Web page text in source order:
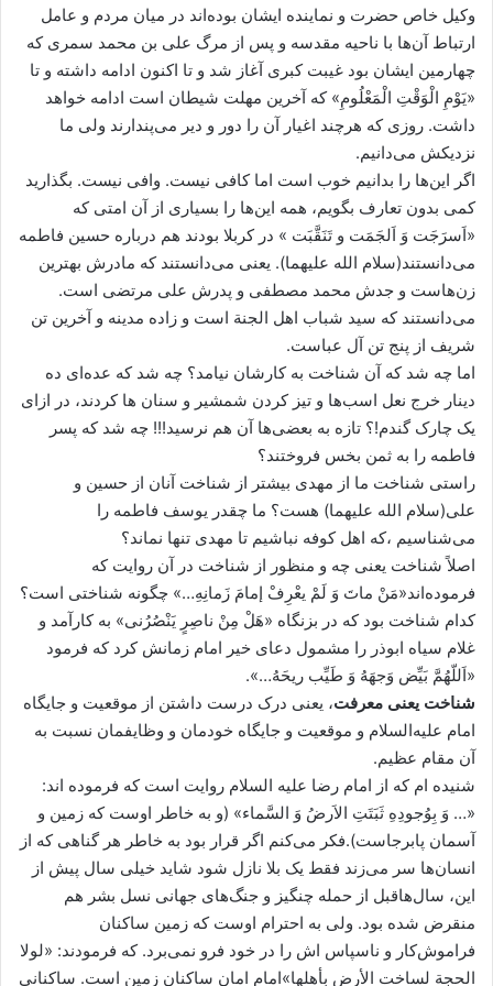
وکیل خاص حضرت و نماینده ایشان بوده‌اند در میان مردم و عامل
ارتباط آن‌ها با ناحیه مقدسه و پس از مرگ علی بن محمد سمری که
چهارمین ایشان بود غیبت کبری آغاز شد و تا اکنون ادامه داشته و تا
«یَوْمِ الْوَقْتِ الْمَعْلُومِ» که آخرین مهلت شیطان است ادامه خواهد
داشت. روزی که هرچند اغیار آن را دور و دیر می‌پندارند ولی ما
نزدیکش می‌دانیم.
اگر این‌ها را بدانیم خوب است اما کافی نیست. وافی نیست. بگذارید
کمی بدون تعارف بگویم، همه این‌ها را بسیاری از آن‌ امتی که
«اَسرَجَت وَ اَلجَمَت و تَنَقَّبَت » در کربلا بودند هم درباره حسین فاطمه
می‌دانستند(سلام الله علیهما). یعنی می‌دانستند که مادرش بهترین
زن‌هاست و جدش محمد مصطفی و پدرش علی مرتضی است.
می‌دانستند که سید شباب اهل الجنة است و زاده مدینه و آخرین تن
شریف از پنج تن آل عباست.
اما چه شد که آن شناخت به کارشان نیامد؟ چه شد که عده‌ای ده
دینار خرج نعل اسب‌ها و تیز کردن شمشیر و سنان ها کردند، در ازای
یک چارک گندم!؟ تازه به بعضی‌ها آن هم نرسید!!! چه شد که پسر
فاطمه را به ثمن بخس فروختند؟
راستی شناخت ما از مهدی بیشتر از شناخت آنان از حسین و
علی(سلام الله علیهما) هست؟ ما چقدر یوسف فاطمه را
می‌شناسیم ،که اهل کوفه نباشیم تا مهدی تنها نماند؟
اصلاً شناخت یعنی چه و منظور از شناخت در آن روایت که
فرموده‌اند«مَنْ ماتَ وَ لَمْ یعْرِفْ إمامَ زَمانِهِ…» چگونه شناختی است؟
کدام شناخت بود که در بزنگاه «هَلْ مِنْ ناصِرٍ یَنْصُرُنی» به کارآمد و
غلام سیاه ابوذر را مشمول دعای خیر امام زمانش کرد که فرمود
«اَللّهُمَّ بَیِّض وَجهَهُ وَ طَیِّب ریحَهُ…».
شناخت یعنی معرفت، یعنی درک درست داشتن از موقعیت و جایگاه
امام علیه‌السلام و موقعیت و جایگاه خودمان و وظایفمان نسبت به
آن مقام عظیم.
شنیده ام که از امام رضا علیه السلام روایت است که فرموده اند:
«… وَ بِوُجودِهِ ثَبَتَتِ الاَرضُ وَ السَّماء» (و به خاطر اوست که زمین و
آسمان پابرجاست).فکر می‌کنم اگر قرار بود به خاطر هر گناهی که از
انسان‌ها سر می‌زند فقط یک بلا نازل شود شاید خیلی سال پیش از
این، سال‌هاقبل از حمله چنگیز و جنگ‌های جهانی نسل بشر هم
منقرض شده بود. ولی به احترام اوست که زمین ساکنان
فراموش‌کار و ناسپاس اش را در خود فرو نمی‌برد. که فرمودند: «لولا
الحجة لساخت الأرض بأهلها»امام امان ساکنان زمین است. ساکنانی